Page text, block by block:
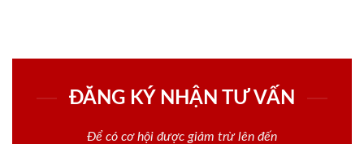
ĐĂNG KÝ NHẬN TƯ VẤN
Để có cơ hội được giảm trừ lên đến